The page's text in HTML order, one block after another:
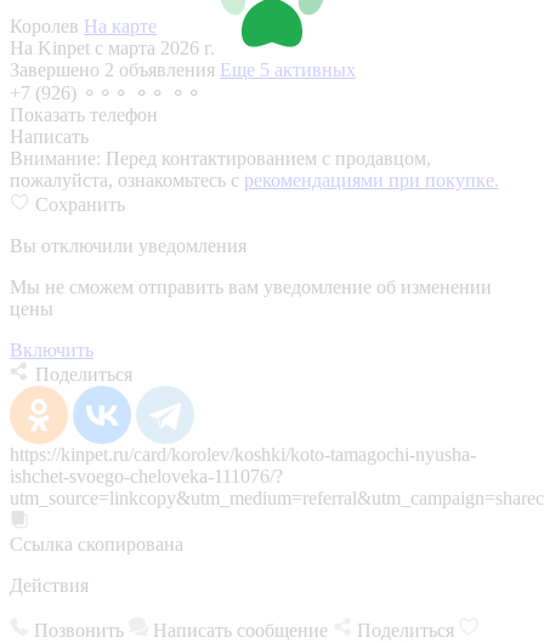
Королев На карте
На Kinpet c марта 2026 г.
Завершено 2 объявления Еще 5 активных
+7 (926) ⚬⚬⚬ ⚬⚬ ⚬⚬
Показать телефон
Написать
Внимание: Перед контактированием с продавцом,
пожалуйста, ознакомьтесь с рекомендациями при покупке.
Сохранить
Вы отключили уведомления
Мы не сможем отправить вам уведомление об изменении
цены
Включить
Поделиться
https://kinpet.ru/card/korolev/koshki/koto-tamagochi-nyusha-
ishchet-svoego-cheloveka-111076/?
Ссылка скопирована
Действия
Позвонить Написать сообщение
Поделиться